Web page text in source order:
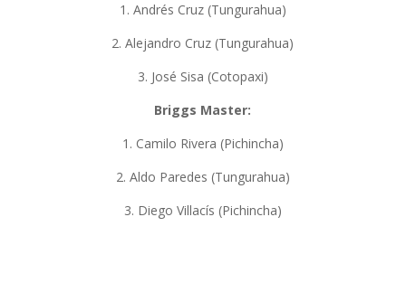
1. Andrés Cruz (Tungurahua)
2. Alejandro Cruz (Tungurahua)
3. José Sisa (Cotopaxi)
Briggs Master:
1. Camilo Rivera (Pichincha)
2. Aldo Paredes (Tungurahua)
3. Diego Villacís (Pichincha)